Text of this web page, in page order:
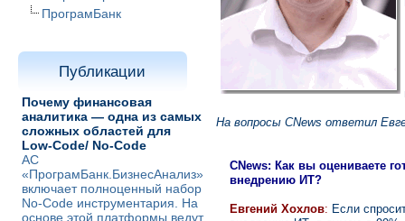
ПрограмБанк
Публикации
Почему финансовая
аналитика — одна из самых
сложных областей для
Low-Code/ No-Code
АС
«ПрограмБанк.БизнесАнализ»
включает полноценный набор
No-Code инструментария. На
основе этой платформы ведут
На вопросы CNews ответил
CNews: Как вы оцениваете
внедрению ИТ?
Евгений Хохлов: Если